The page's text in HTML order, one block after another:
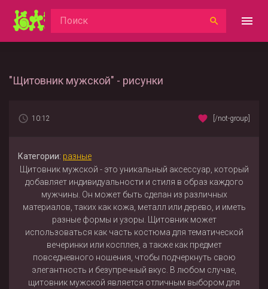
"Щитовник мужской" - рисунки
10:12 [/not-group]
Категории: разные
Щитовник мужской - это уникальный аксессуар, который
добавляет индивидуальности и стиля в образ каждого
мужчины. Он может быть сделан из различных
материалов, таких как кожа, металл или дерево, и иметь
разные формы и узоры. Щитовник может
использоваться как часть костюма для тематической
вечеринки или косплея, а также как предмет
повседневного ношения, чтобы подчеркнуть свою
элегантность и безупречный вкус. В любом случае,
щитовник мужской является отличным выбором для